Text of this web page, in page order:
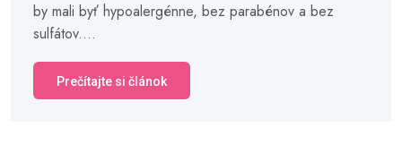
by mali byť hypoalergénne, bez parabénov a bez
sulfátov....
Prečítajte si článok